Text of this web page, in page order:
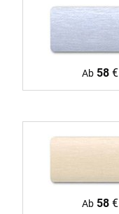
Ab 58€
Ab 58€